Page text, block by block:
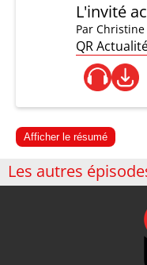
L'invité
Par
QR
Afficher le résumé
Les autres